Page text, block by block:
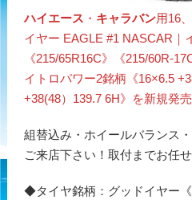
ハイエース ・ キャラバン用16
イヤー EAGLE #1 NASCAR｜
《215/65R16C》《215/60R-
イトロパワー2銘柄《16×6.5
+38(48）139.7 6H》を新規発
組替込み・ホイールバランス
ご来店下さい！取付までお任せ
◆タイヤ銘柄：グッドイヤー